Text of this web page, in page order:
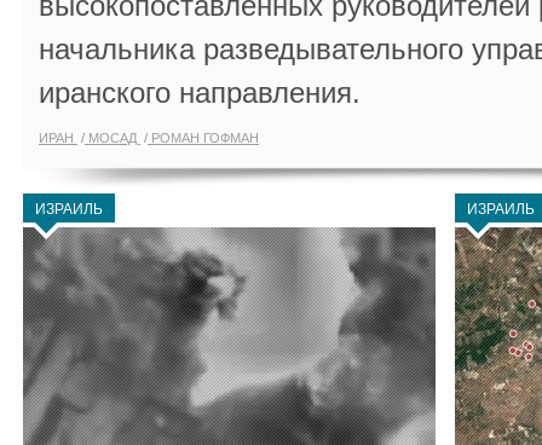
начальника разведывательного
иранского направления.
ИРАН МОСАД РОМАН ГОФМАН
ИЗРАИЛЬ ИЗРАИЛЬ